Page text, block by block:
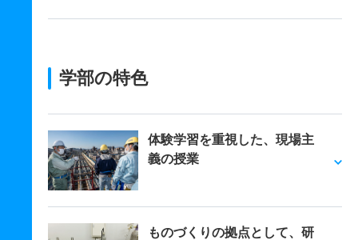
学部の特色
体験学習を重視した、現場主
義の授業
ものづくりの拠点として、研